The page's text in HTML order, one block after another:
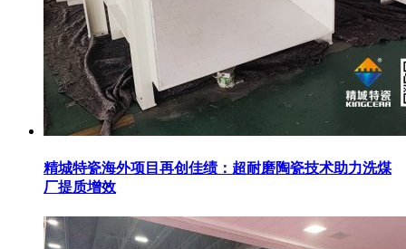
精城特瓷海外项目再创佳绩：超耐磨陶瓷技术助力洗煤
厂提质增效